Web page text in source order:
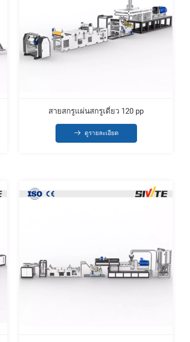
สายสกรูแผ่นสกรูเดี่ยว 120 pp
ดูรายละเอียด